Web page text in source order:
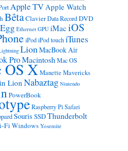
Apple TVApple Watch
BêtaClavier Data Record DVD
Ethernet GPU iMaciOS
iPod iPod touch iTunes
LionMacBook Air
ProMacintosh Mac OS
OS X Manette Mavericks
Lion Nabaztag Nintendo
PowerBook
Raspberry Pi Safari
Souris SSDThunderbolt
FiWindows Yosemite